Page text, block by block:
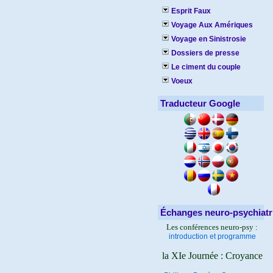
Esprit Faux
Voyage Aux Amériques
Voyage en Sinistrosie
Dossiers de presse
Le ciment du couple
Voeux
Traducteur Google
Échanges neuro-
Les conférences neuro-psy :
introduction et programme
la XIe Journée : Croyance